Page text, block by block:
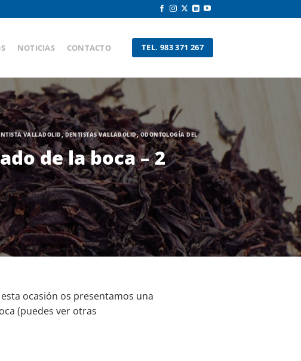
NOTICIAS CONTACTO TEL. 983 371 267
VALLADOLID,DENTISTAS VALLADOLID,ODONTOLOGÍA DEL
de la boca – 2
ocasión os presentamos una
(puedes ver otras